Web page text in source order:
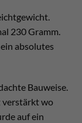
230 Gramm.
absolutes
Bauweise.
verstärkt wo
auf ein